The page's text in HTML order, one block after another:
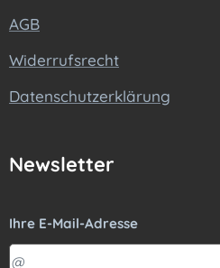
AGB
Widerrufsrecht
Datenschutzerklärung
Newsletter
Ihre E-Mail-Adresse